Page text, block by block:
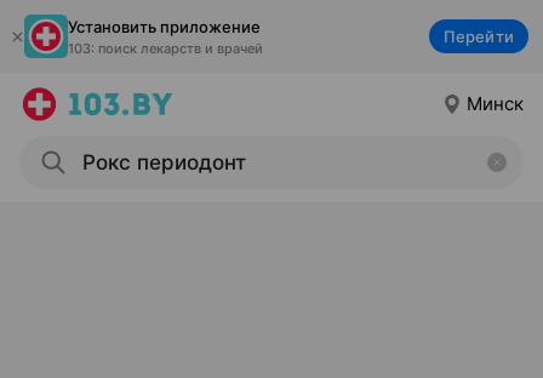
Установить приложение
103: поиск лекарств и врачей
Перейти
Минск